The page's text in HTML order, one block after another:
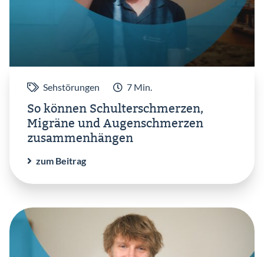
Sehstörungen 7 Min.
So können Schulterschmerzen,
Migräne und Augenschmerzen
zusammenhängen
zum Beitrag